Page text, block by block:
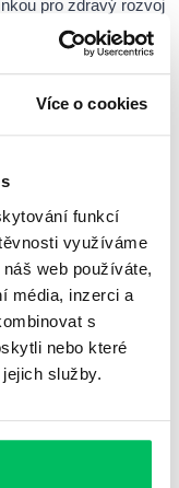
Více o cookies
funkcí
využíváme
web používáte,
média, inzerci a
s
nebo které
služby.
pro zdravý rozvoj
jako celek.
kamenem
který